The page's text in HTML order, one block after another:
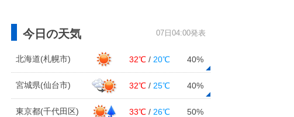
今日の天気 07日04:00発表
北海道(札幌市) 32℃ / 20℃ 40%
宮城県(仙台市) 32℃ / 25℃ 40%
東京都(千代田区) 33℃ / 26℃ 50%